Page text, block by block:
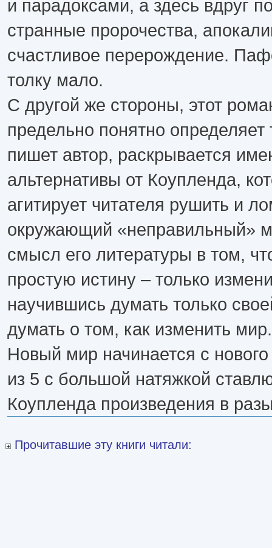
и парадоксами, а здесь вдруг
странные пророчества,
счастливое перерождение.
толку мало.
С другой же стороны, этот
предельно понятно
пишет автор, раскрывается
альтернативы от Коупленда,
агитирует читателя рушить и
окружающий «неправильный»
смысл его литературы в том,
простую истину – только
научившись думать только
думать о том, как изменить мир.
Новый мир начинается с
из 5 с большой натяжкой
Коупленда произведения в
Прочитавшие эту книги читали: